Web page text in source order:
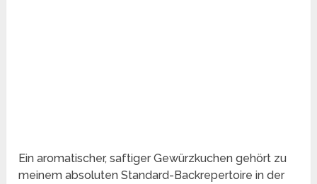
Ein aromatischer, saftiger Gewürzkuchen gehört zu
meinem absoluten Standard-Backrepertoire in der